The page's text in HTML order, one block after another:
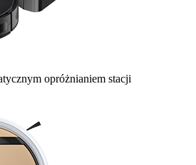
opróżnianiem stacji